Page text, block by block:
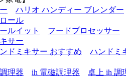
ハリオ ハンディー ブレンダー
ール
ルイット
フードプロセッサー
サー
ドミキサー おすすめ
ハンドミ
理器 ih 電磁調理器
卓上 ih 調